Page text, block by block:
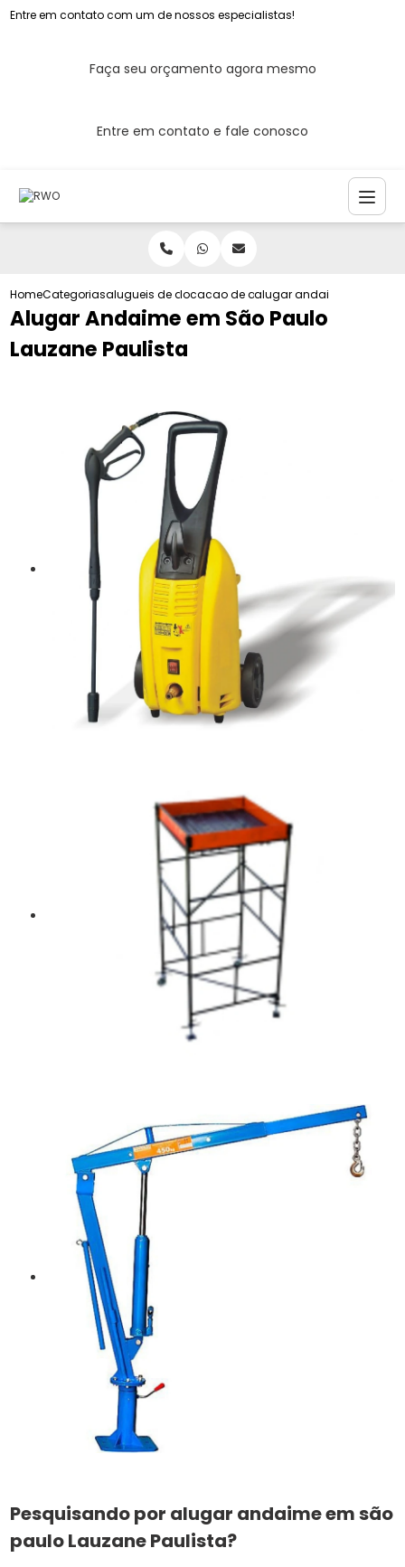
Entre em contato com um de nossos especialistas!
Faça seu orçamento agora mesmo
Entre em contato e fale conosco
HomeCategoriasalugueis de andaimeslocacao de andaime de quadro
alugar andaime em sao
Alugar Andaime em São Paulo
Lauzane Paulista
Pesquisando por alugar andaime em são
paulo Lauzane Paulista?